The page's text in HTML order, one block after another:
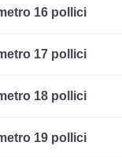
16 pollici
17 pollici
18 pollici
19 pollici